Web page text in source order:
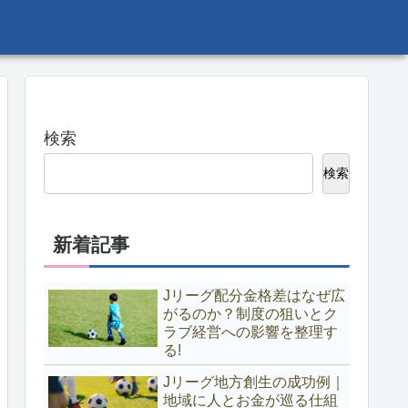
検索
検索
新着記事
Jリーグ配分金格差はなぜ広
がるのか？制度の狙いとク
ラブ経営への影響を整理す
る!
Jリーグ地方創生の成功例｜
地域に人とお金が巡る仕組